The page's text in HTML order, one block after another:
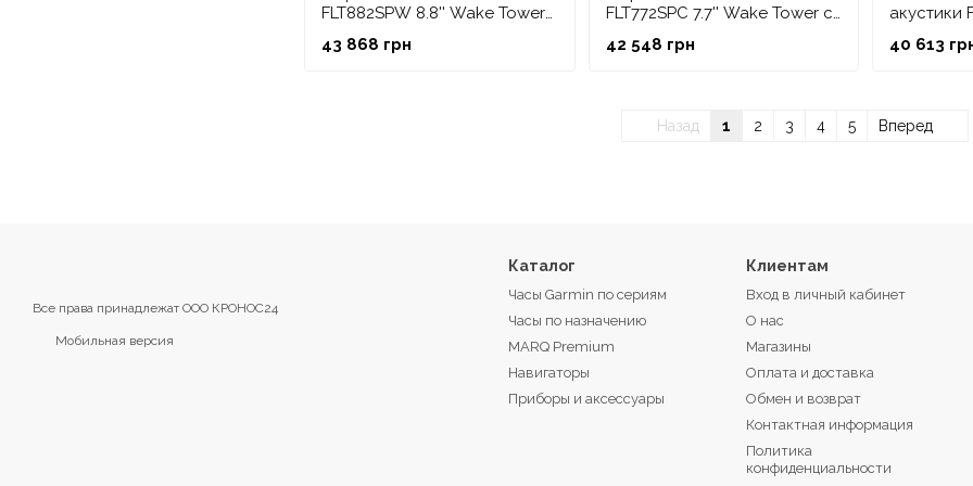
Лучшая
FLT882SPW 8.8'' Wake Tower
43 868 грн
FLT772SPC 7.7'' Wake Tower с
42 548 грн
акустики
40 613
Назад 1 2 3 4 5 Вперед
Все права принадлежат ООО КРОНОС24
Мобильная версия
Каталог
Часы Garmin по сериям
Часы по назначению
MARQ Premium
Навигаторы
Приборы и аксессуары
Клиентам
Вход в личный кабинет
О нас
Магазины
Оплата и доставка
Обмен и возврат
Контактная информация
Политика
конфиденциальности